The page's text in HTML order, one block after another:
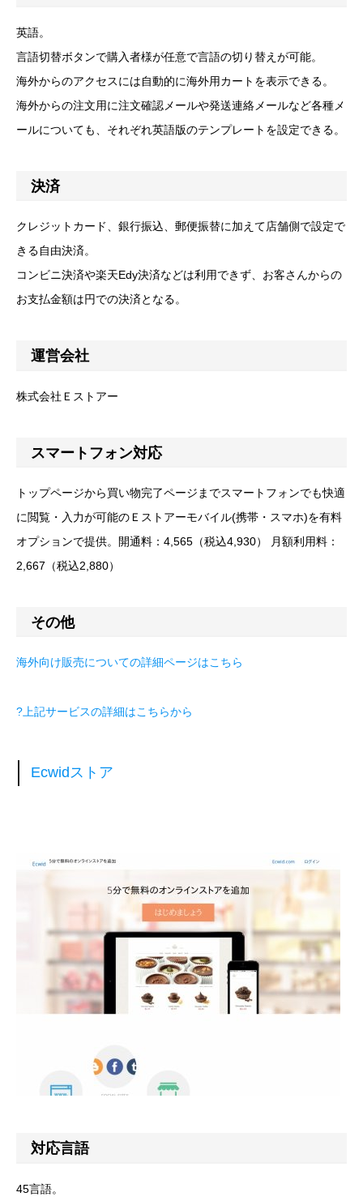
英語。
言語切替ボタンで購入者様が任意で言語の切り替えが可能。
海外からのアクセスには自動的に海外用カートを表示できる。
海外からの注文用に注文確認メールや発送連絡メールなど各種メ
ールについても、それぞれ英語版のテンプレートを設定できる。
決済
クレジットカード、銀行振込、郵便振替に加えて店舗側で設定で
きる自由決済。
コンビニ決済や楽天Edy決済などは利用できず、お客さんからの
お支払金額は円での決済となる。
運営会社
株式会社Ｅストアー
スマートフォン対応
トップページから買い物完了ページまでスマートフォンでも快適
に閲覧・入力が可能のＥストアーモバイル(携帯・スマホ)を有料
オプションで提供。開通料：4,565（税込4,930） 月額利用料：
2,667（税込2,880）
その他
海外向け販売についての詳細ページはこちら
?上記サービスの詳細はこちらから
Ecwidストア
対応言語
45言語。